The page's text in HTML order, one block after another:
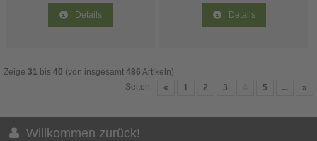
Details Details
Zeige 31 bis 40 (von insgesamt 486 Artikeln)
Seiten:
« 1 2 3 5 ... »
Willkommen zurück!